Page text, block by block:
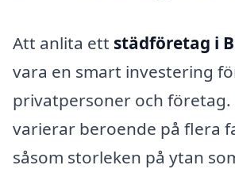
Att anlita ett städföretag i
vara en smart investering
privatpersoner och företag.
varierar beroende på flera
såsom storleken på ytan